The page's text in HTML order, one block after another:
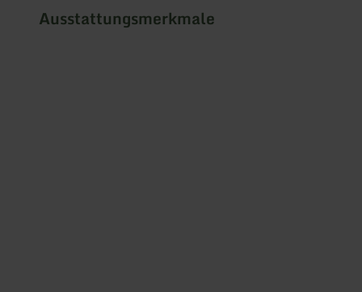
Ausstattungsmerkmale